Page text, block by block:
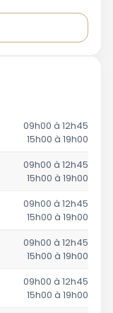
09h00 à 12h45
15h00 à 19h00
09h00 à 12h45
15h00 à 19h00
09h00 à 12h45
15h00 à 19h00
09h00 à 12h45
15h00 à 19h00
09h00 à 12h45
15h00 à 19h00